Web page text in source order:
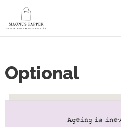
Optional